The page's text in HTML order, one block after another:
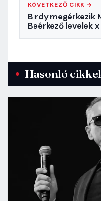
KÖVETKEZŐ CIKK →
Birdy megérkezik
Beérkező levelek x
Hasonló